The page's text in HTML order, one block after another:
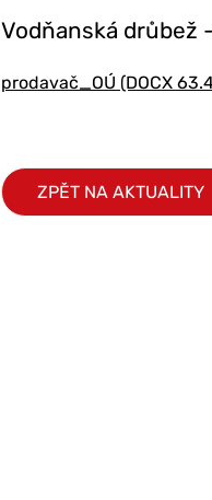
Vodňanská drůbež
prodavač_OÚ (DOCX
ZPĚT NA AKTUALITY